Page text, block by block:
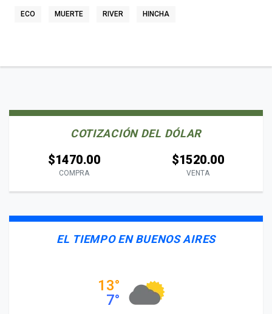
ECO MUERTE RIVER HINCHA
COTIZACIÓN DEL DÓLAR
$1470.00
COMPRA
$1520.00
VENTA
EL TIEMPO EN BUENOS AIRES